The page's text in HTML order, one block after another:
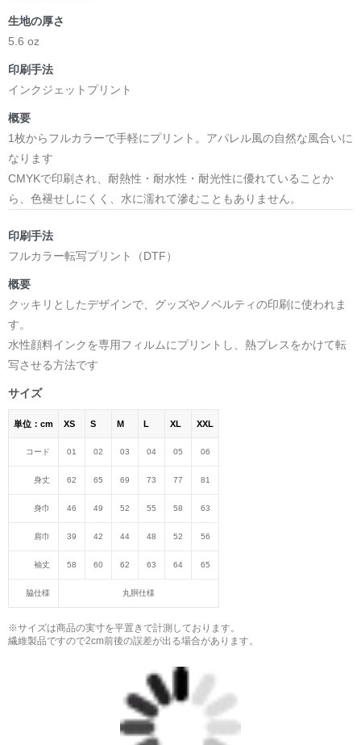
生地の厚さ
5.6 oz
印刷手法
インクジェットプリント
概要
1枚からフルカラーで手軽にプリント。アパレル風の自然な風合いに
なります
CMYKで印刷され、耐熱性・耐水性・耐光性に優れていることか
ら、色褪せしにくく、水に濡れて滲むこともありません。
印刷手法
フルカラー転写プリント（DTF）
概要
クッキリとしたデザインで、グッズやノベルティの印刷に使われま
す。
水性顔料インクを専用フィルムにプリントし、熱プレスをかけて転
写させる方法です
サイズ
単位：cm XS S M L XL XXL
コード 01 02 03 04 05 06
身丈 62 65 69 73 77 81
身巾 46 49 52 55 58 63
肩巾 39 42 44 48 52 56
袖丈 58 60 62 63 64 65
脇仕様 丸胴仕様
※サイズは商品の実寸を平置きで計測しております。
繊維製品ですので2cm前後の誤差が出る場合があります。